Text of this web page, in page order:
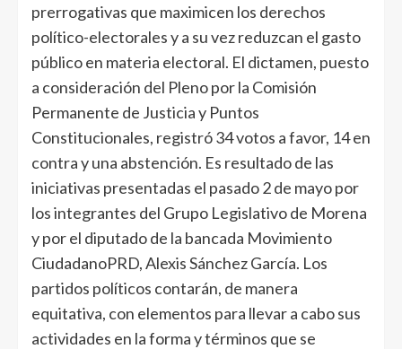
prerrogativas que maximicen los derechos
político-electorales y a su vez reduzcan el gasto
público en materia electoral. El dictamen, puesto
a consideración del Pleno por la Comisión
Permanente de Justicia y Puntos
Constitucionales, registró 34 votos a favor, 14 en
contra y una abstención. Es resultado de las
iniciativas presentadas el pasado 2 de mayo por
los integrantes del Grupo Legislativo de Morena
y por el diputado de la bancada Movimiento
CiudadanoPRD, Alexis Sánchez García. Los
partidos políticos contarán, de manera
equitativa, con elementos para llevar a cabo sus
actividades en la forma y términos que se